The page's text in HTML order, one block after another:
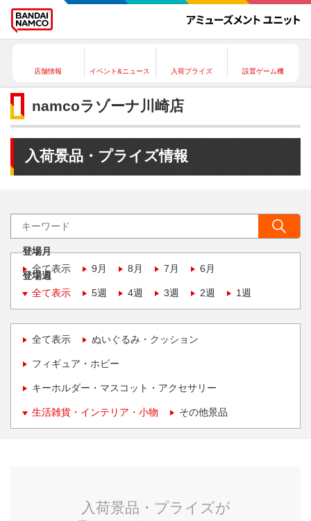
店舗情報 イベント&ニュース 入荷プライズ 設置ゲーム機
namcoラゾーナ川崎店
入荷景品・プライズ情報
登場月
全て表示
9月 8月 7月 6月
登場週
全て表示
5週 4週 3週 2週 1週
全て表示 ぬいぐるみ・クッション
フィギュア・ホビー
キーホルダー・マスコット・アクセサリー
生活雑貨・インテリア・小物 その他景品